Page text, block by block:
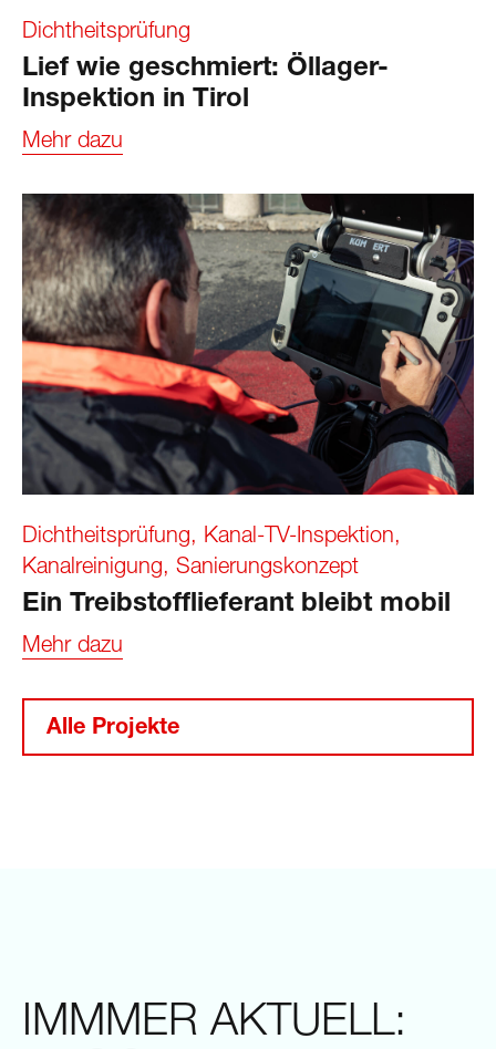
Dichtheitsprüfung
Lief wie geschmiert: Öllager-
Inspektion in Tirol
Mehr dazu
Dichtheitsprüfung, Kanal-TV-Inspektion,
Kanalreinigung, Sanierungskonzept
Ein Treibstofflieferant bleibt mobil
Mehr dazu
Alle Projekte
IMMMER AKTUELL: